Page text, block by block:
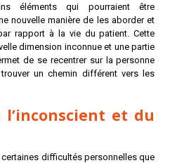
éléments qui pourraient être
nouvelle manière de les aborder et
rapport à la vie du patient. Cette
dimension inconnue et une partie
de se recentrer sur la personne
un chemin différent vers les
l’inconscient et du
difficultés personnelles que